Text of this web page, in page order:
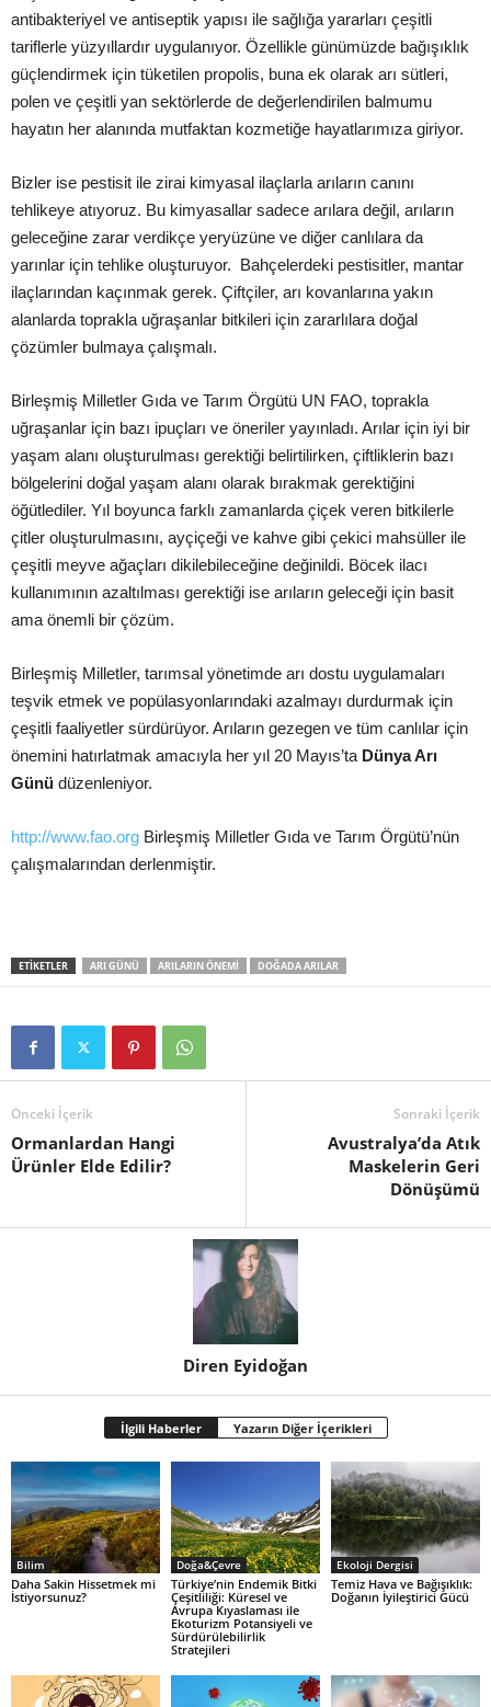
antibakteriyel ve antiseptik yapısı ile sağlığa yararları çeşitli
tariflerle yüzyıllardır uygulanıyor. Özellikle günümüzde bağışıklık
güçlendirmek için tüketilen propolis, buna ek olarak arı sütleri,
polen ve çeşitli yan sektörlerde de değerlendirilen balmumu
hayatın her alanında mutfaktan kozmetiğe hayatlarımıza giriyor.
Bizler ise pestisit ile zirai kimyasal ilaçlarla arıların canını
tehlikeye atıyoruz. Bu kimyasallar sadece arılara değil, arıların
geleceğine zarar verdikçe yeryüzüne ve diğer canlılara da
yarınlar için tehlike oluşturuyor. Bahçelerdeki pestisitler, mantar
ilaçlarından kaçınmak gerek. Çiftçiler, arı kovanlarına yakın
alanlarda toprakla uğraşanlar bitkileri için zararlılara doğal
çözümler bulmaya çalışmalı.
Birleşmiş Milletler Gıda ve Tarım Örgütü UN FAO, toprakla
uğraşanlar için bazı ipuçları ve öneriler yayınladı. Arılar için iyi bir
yaşam alanı oluşturulması gerektiği belirtilirken, çiftliklerin bazı
bölgelerini doğal yaşam alanı olarak bırakmak gerektiğini
öğütlediler. Yıl boyunca farklı zamanlarda çiçek veren bitkilerle
çitler oluşturulmasını, ayçiçeği ve kahve gibi çekici mahsüller ile
çeşitli meyve ağaçları dikilebileceğine değinildi. Böcek ilacı
kullanımının azaltılması gerektiği ise arıların geleceği için basit
ama önemli bir çözüm.
Birleşmiş Milletler, tarımsal yönetimde arı dostu uygulamaları
teşvik etmek ve popülasyonlarındaki azalmayı durdurmak için
çeşitli faaliyetler sürdürüyor. Arıların gezegen ve tüm canlılar için
önemini hatırlatmak amacıyla her yıl 20 Mayıs’ta Dünya Arı
Günü düzenleniyor.
http://www.fao.org Birleşmiş Milletler Gıda ve Tarım Örgütü’nün
çalışmalarından derlenmiştir.
ETIKETLER ARI GÜNÜ ARILARIN ÖNEMI DOĞADA ARILAR
Önceki İçerik
Ormanlardan Hangi
Ürünler Elde Edilir?
Sonraki İçerik
Avustralya’da Atık
Maskelerin Geri
Dönüşümü
Diren Eyidoğan
İlgili Haberler Yazarın Diğer İçerikleri
Bilim
Daha Sakin Hissetmek mi
İstiyorsunuz?
Doğa&Çevre
Türkiye’nin Endemik Bitki
Çeşitliliği: Küresel ve
Avrupa Kıyaslaması ile
Ekoturizm Potansiyeli ve
Sürdürülebilirlik
Stratejileri
Ekoloji Dergisi
Temiz Hava ve Bağışıklık:
Doğanın İyileştirici Gücü